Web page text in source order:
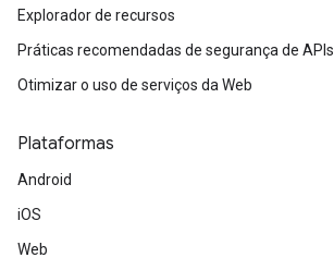
Explorador de recursos
Práticas recomendadas de segurança de APIs
Otimizar o uso de serviços da Web
Plataformas
Android
iOS
Web